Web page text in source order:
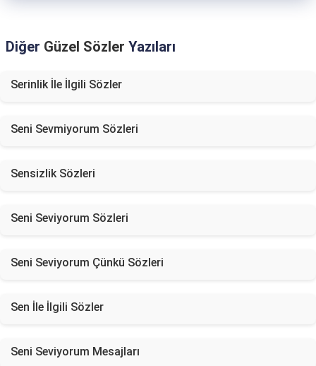
Diğer Güzel Sözler Yazıları
Serinlik İle İlgili Sözler
Seni Sevmiyorum Sözleri
Sensizlik Sözleri
Seni Seviyorum Sözleri
Seni Seviyorum Çünkü Sözleri
Sen İle İlgili Sözler
Seni Seviyorum Mesajları